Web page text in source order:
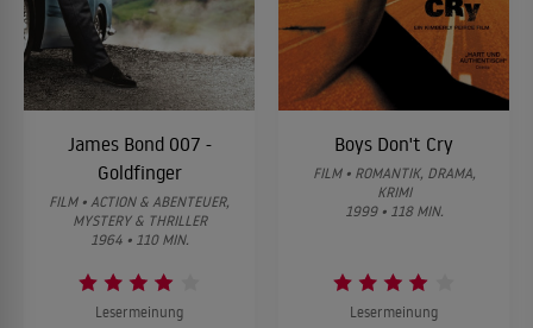
James Bond 007 -
Goldfinger
FILM • ACTION & ABENTEUER,
MYSTERY & THRILLER
1964 • 110 MIN.
Lesermeinung
Boys Don't Cry
FILM • ROMANTIK, DRAMA,
KRIMI
1999 • 118 MIN.
Lesermeinung